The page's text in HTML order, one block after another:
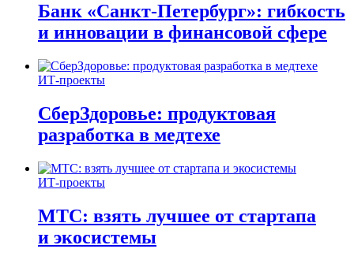
Банк «Санкт-Петербург»: гибкость
и инновации в финансовой сфере
ИТ-проекты
СберЗдоровье: продуктовая
разработка в медтехе
ИТ-проекты
МТС: взять лучшее от стартапа
и экосистемы